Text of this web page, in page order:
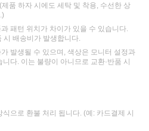
품 하자 시에도 세탁 및 착용, 수선한 상
패턴 위치가 차이가 있을 수 있습니다.
시 배송비가 발생합니다.
발생될 수 있으며, 색상은 모니터 설정과
다. 이는 불량이 아니므로 교환·반품 시
으로 환불 처리 됩니다. (예: 카드결제 시